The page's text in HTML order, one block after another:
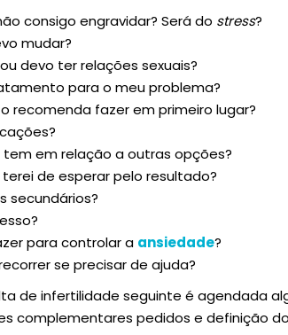
consigo engravidar? Será do stress?
mudar?
devo ter relações sexuais?
para o meu problema?
recomenda fazer em primeiro lugar?
em relação a outras opções?
de esperar pelo resultado?
secundários?
para controlar a ansiedade?
se precisar de ajuda?
de infertilidade seguinte é agendada
complementares pedidos e definição